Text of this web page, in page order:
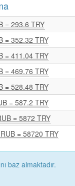
= 293.6 TRY
= 352.32 TRY
= 411.04 TRY
= 469.76 TRY
= 528.48 TRY
= 587.2 TRY
= 5872 TRY
= 58720 TRY
baz almaktadır.